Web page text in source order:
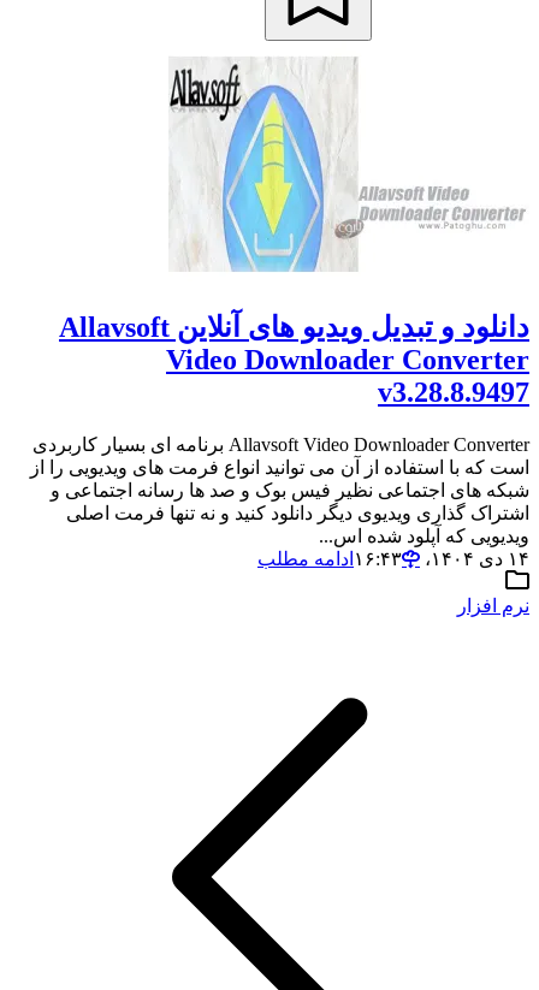
دانلود و تبدیل ویدیو های آنلاین Allavsoft
Video Downloader Converter
v3.28.8.9497
Allavsoft Video Downloader Converter برنامه ای بسیار کاربردی
است که با استفاده از آن می توانید انواع فرمت های ویدیویی را از
شبکه های اجتماعی نظیر فیس بوک و صد ها رسانه اجتماعی و
اشتراک گذاری ویدیوی دیگر دانلود کنید و نه تنها فرمت اصلی
ویدیویی که آپلود شده اس...
۱۴ دی ۱۴۰۴،‏ ۱۶:۴۳
ادامه مطلب
نرم افزار